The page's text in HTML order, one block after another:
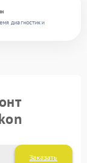
диагностики
Заказать